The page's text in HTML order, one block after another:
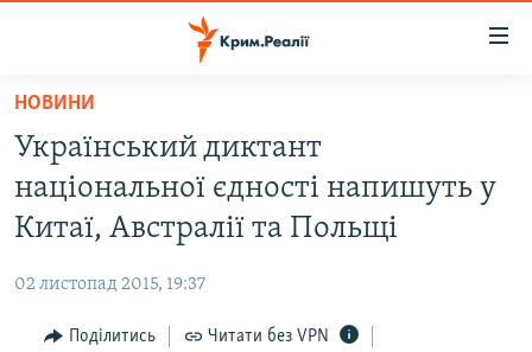
Перейти
основного
матеріалу
Перейти
до
основної
Перейти
ВОДА.КРИМ
ВІДЕО ТА ФОТО
БЛОГИ
ПОГЛЯД
НОВИНИ
Український диктант
національної єдності напишуть у
Китаї, Австралії та Польщі
02 листопад 2015, 19:37
Поділитись Читати без VPN